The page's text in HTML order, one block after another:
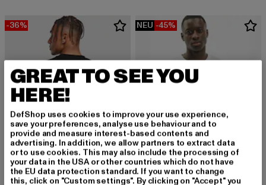
-36% NEU -45%
GREAT TO SEE YOU
HERE!
DefShop uses cookies to improve your use experience,
save your preferences, analyse use behaviour and to
provide and measure interest-based contents and
advertising. In addition, we allow partners to extract data
or to use cookies. This may also include the processing of
your data in the USA or other countries which do not have
the EU data protection standard. If you want to change
this, click on "Custom settings". By clicking on "Accept" you